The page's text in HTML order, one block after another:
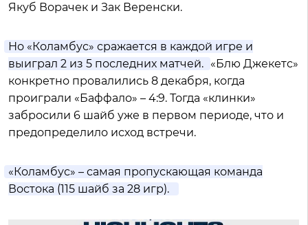
Якуб Ворачек и Зак Веренски.
Но «Коламбус» сражается в каждой игре и
выиграл 2 из 5 последних матчей. «Блю Джекетс»
конкретно провалились 8 декабря, когда
проиграли «Баффало» – 4:9. Тогда «клинки»
забросили 6 шайб уже в первом периоде, что и
предопределило исход встречи.
«Коламбус» – самая пропускающая команда
Востока (115 шайб за 28 игр).